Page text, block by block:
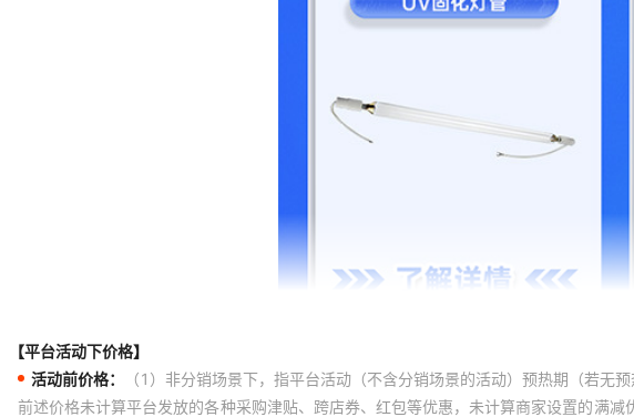
【平台活动下价格】
活动前价格：
（1）非分销场景下，指平台活动（不含分销场景的活动）预热期（若
前述价格未计算平台发放的各种采购津贴、跨店券、红包等优惠，未计算商家设置的满